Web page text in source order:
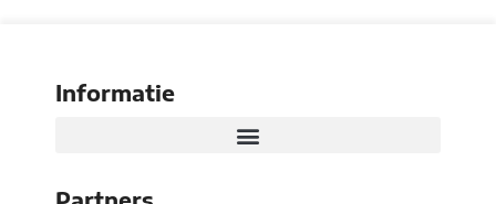
Informatie